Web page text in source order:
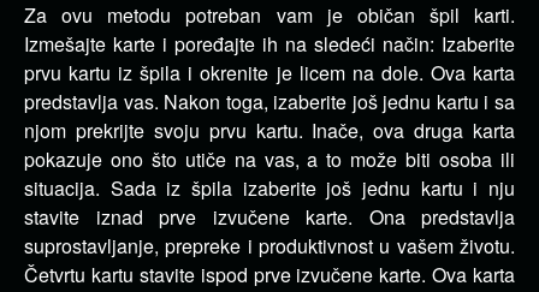
Za ovu metodu potreban vam je običan špil karti.
Izmešajte karte i poređajte ih na sledeći način: Izaberite
prvu kartu iz špila i okrenite je licem na dole. Ova karta
predstavlja vas. Nakon toga, izaberite još jednu kartu i sa
njom prekrijte svoju prvu kartu. Inače, ova druga karta
pokazuje ono što utiče na vas, a to može biti osoba ili
situacija. Sada iz špila izaberite još jednu kartu i nju
stavite iznad prve izvučene karte. Ona predstavlja
suprostavljanje, prepreke i produktivnost u vašem životu.
Četvrtu kartu stavite ispod prve izvučene karte. Ova karta